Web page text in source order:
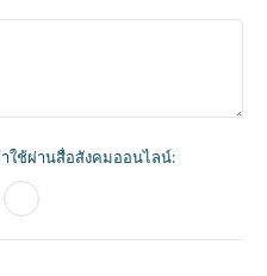
ใช้ผ่านสื่อสังคมออนไลน์: